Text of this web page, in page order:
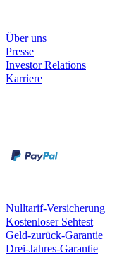
Über uns
Presse
Investor Relations
Karriere
Nulltarif-Versicherung
Kostenloser Sehtest
Geld-zurück-Garantie
Drei-Jahres-Garantie